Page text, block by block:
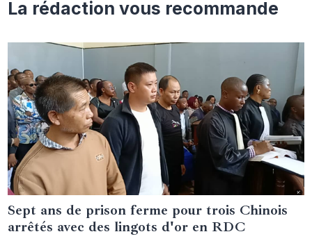
La rédaction vous recommande
16 janvier 2025
Sept ans de prison ferme pour trois Chinois
arrêtés avec des lingots d'or en RDC